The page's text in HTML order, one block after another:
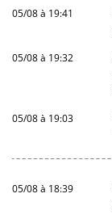
05/08 à 19:41
05/08 à 19:32
05/08 à 19:03
05/08 à 18:39